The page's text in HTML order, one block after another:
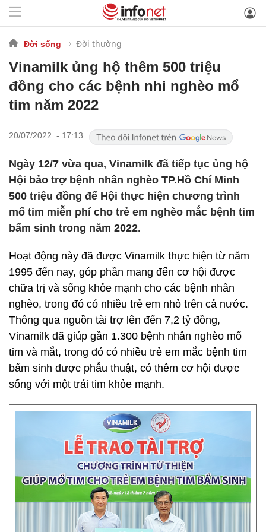
Đời sống Đời thường
Vinamilk ủng hộ thêm 500 triệu
đồng cho các bệnh nhi nghèo mổ
tim năm 2022
20/07/2022 - 17:13
Ngày 12/7 vừa qua, Vinamilk đã tiếp tục ủng hộ
Hội bảo trợ bệnh nhân nghèo TP.Hồ Chí Minh
500 triệu đồng để Hội thực hiện chương trình
mổ tim miễn phí cho trẻ em nghèo mắc bệnh tim
bẩm sinh trong năm 2022.
Hoạt động này đã được Vinamilk thực hiện từ năm
1995 đến nay, góp phần mang đến cơ hội được
chữa trị và sống khỏe mạnh cho các bệnh nhân
nghèo, trong đó có nhiều trẻ em nhỏ trên cả nước.
Thông qua nguồn tài trợ lên đến 7,2 tỷ đồng,
Vinamilk đã giúp gần 1.300 bệnh nhân nghèo mổ
tim và mắt, trong đó có nhiều trẻ em mắc bệnh tim
bẩm sinh được phẫu thuật, có thêm cơ hội được
sống với một trái tim khỏe mạnh.